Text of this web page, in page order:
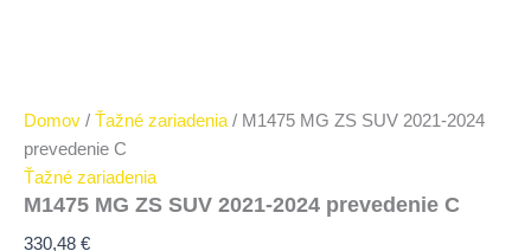
Domov / Ťažné zariadenia / M1475 MG ZS SUV 2021-2024
prevedenie C
Ťažné zariadenia
M1475 MG ZS SUV 2021-2024 prevedenie C
330,48 €